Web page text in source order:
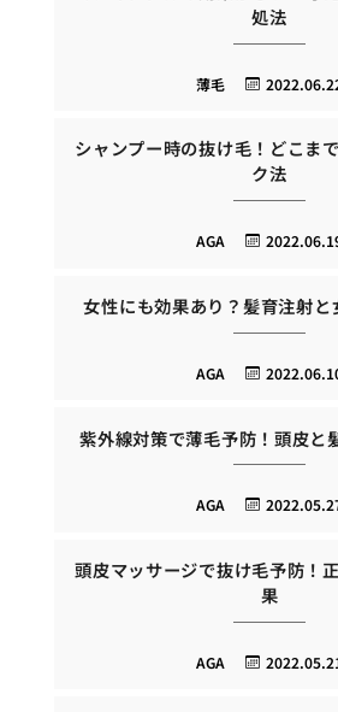
処法
薄毛
シャンプー時の抜け毛！どこま
ク法
AGA
女性にも効果あり？髪育注射と
AGA
紫外線対策で薄毛予防！頭皮と
AGA
頭皮マッサージで抜け毛予防！
果
AGA